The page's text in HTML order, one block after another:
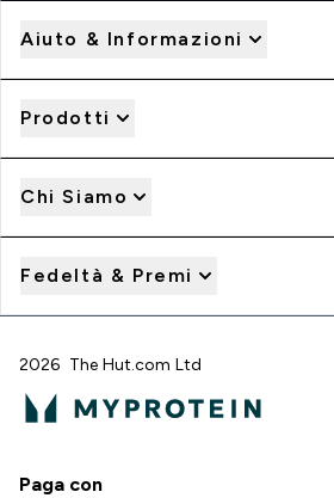
Aiuto & Informazioni
Prodotti
Chi Siamo
Fedeltà & Premi
2026 The Hut.com Ltd
Paga con